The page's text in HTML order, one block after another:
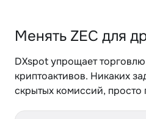
Менять ZEC для
DXspot упрощает торговлю
криптоактивов. Никаких
скрытых комиссий, просто